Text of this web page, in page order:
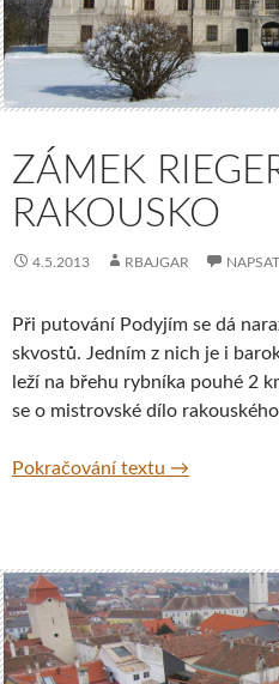
ZÁMEK
RAKOUSKO
4.5.2013 RBAJGAR
Při putování Podyjím se dá
skvostů. Jedním z nich je i
leží na břehu rybníka pouhé 2
se o mistrovské dílo
Pokračování textu Zámek
→